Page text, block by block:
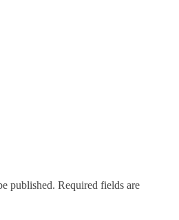
published. Required fields are